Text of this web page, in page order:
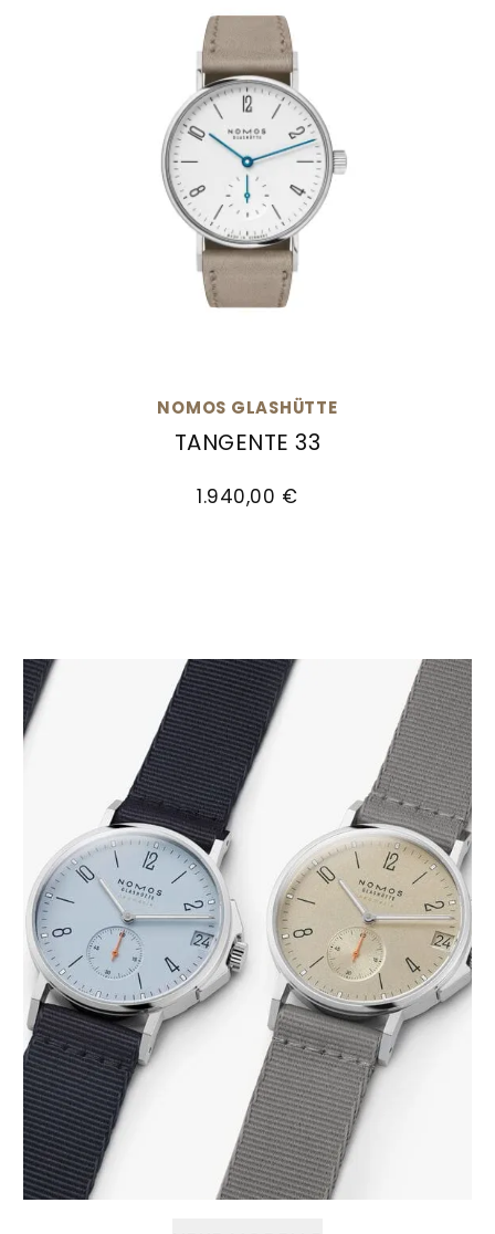
NOMOS GLASHÜTTE
TANGENTE 33
1.940,00 €